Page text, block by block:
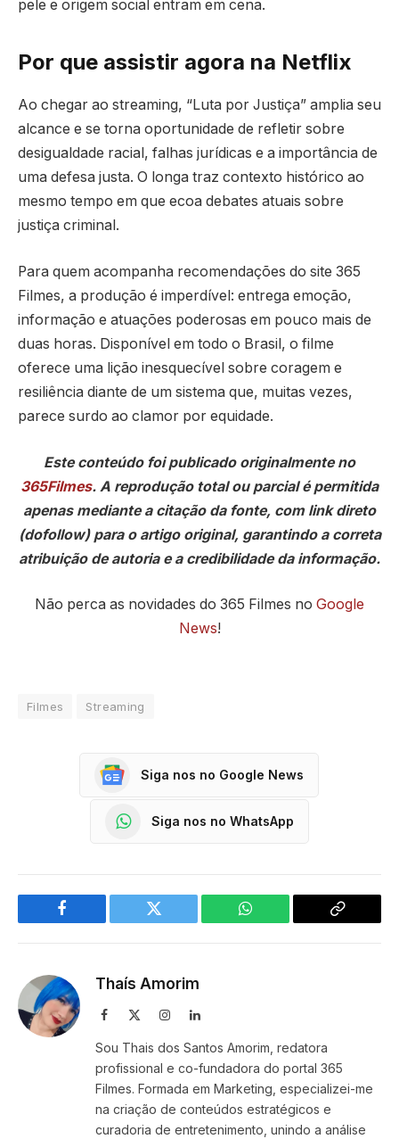
pele e origem social entram em cena.
Por que assistir agora na Netflix
Ao chegar ao streaming, “Luta por Justiça” amplia seu
alcance e se torna oportunidade de refletir sobre
desigualdade racial, falhas jurídicas e a importância de
uma defesa justa. O longa traz contexto histórico ao
mesmo tempo em que ecoa debates atuais sobre
justiça criminal.
Para quem acompanha recomendações do site 365
Filmes, a produção é imperdível: entrega emoção,
informação e atuações poderosas em pouco mais de
duas horas. Disponível em todo o Brasil, o filme
oferece uma lição inesquecível sobre coragem e
resiliência diante de um sistema que, muitas vezes,
parece surdo ao clamor por equidade.
Este conteúdo foi publicado originalmente no
365Filmes. A reprodução total ou parcial é permitida
apenas mediante a citação da fonte, com link direto
(dofollow) para o artigo original, garantindo a correta
atribuição de autoria e a credibilidade da informação.
Não perca as novidades do 365 Filmes no Google
News!
Filmes Streaming
Siga nos no Google News
Siga nos no WhatsApp
Facebook Twitter WhatsApp
Copy
Thaís Amorim
Facebook InstagramLinkedIn
Sou Thais dos Santos Amorim, redatora
profissional e co-fundadora do portal 365
Filmes. Formada em Marketing, especializei-me
na criação de conteúdos estratégicos e
curadoria de entretenimento, unindo a análise